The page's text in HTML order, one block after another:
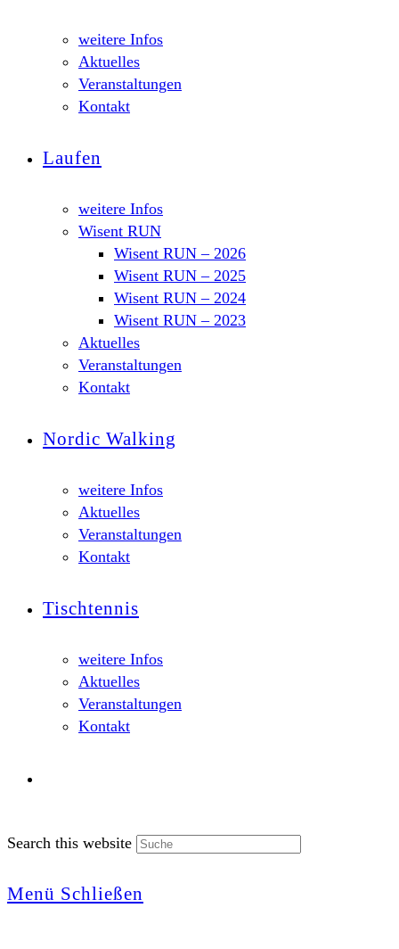
weitere Infos
Aktuelles
Veranstaltungen
Kontakt
Laufen
weitere Infos
Wisent RUN
Wisent RUN – 2026
Wisent RUN – 2025
Wisent RUN – 2024
Wisent RUN – 2023
Aktuelles
Veranstaltungen
Kontakt
Nordic Walking
weitere Infos
Aktuelles
Veranstaltungen
Kontakt
Tischtennis
weitere Infos
Aktuelles
Veranstaltungen
Kontakt
Search this website
Menü Schließen